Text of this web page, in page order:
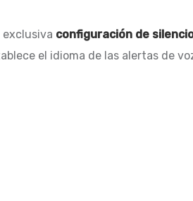
configuración de
el idioma de las alertas de